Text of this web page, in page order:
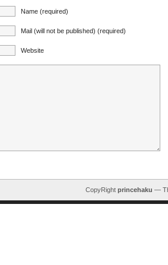
Name (required)
Mail (will not be published) (required)
Website
CopyRight princehaku —